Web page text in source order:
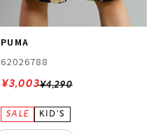
PUMA
62026788
¥4,290
¥3,003